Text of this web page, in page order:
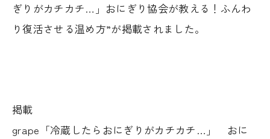
ぎりがカチカチ…」おにぎり協会が教える！ふんわ
り復活させる温め方”が掲載されました。
掲載
grape「冷蔵したらおにぎりがカチカチ…」 おに